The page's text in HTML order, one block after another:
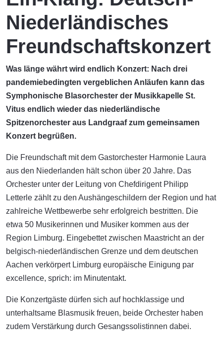
Niederländisches
Freundschaftskonzert
Was länge währt wird endlich Konzert: Nach drei
pandemiebedingten vergeblichen Anläufen kann das
Symphonische Blasorchester der Musikkapelle St.
Vitus endlich wieder das niederländische
Spitzenorchester aus Landgraaf zum gemeinsamen
Konzert begrüßen.
Die Freundschaft mit dem Gastorchester Harmonie Laura
aus den Niederlanden hält schon über 20 Jahre. Das
Orchester unter der Leitung von Chefdirigent Philipp
Letterle zählt zu den Aushängeschildern der Region und hat
zahlreiche Wettbewerbe sehr erfolgreich bestritten. Die
etwa 50 Musikerinnen und Musiker kommen aus der
Region Limburg. Eingebettet zwischen Maastricht an der
belgisch-niederländischen Grenze und dem deutschen
Aachen verkörpert Limburg europäische Einigung par
excellence, sprich: im Minutentakt.
Die Konzertgäste dürfen sich auf hochklassige und
unterhaltsame Blasmusik freuen, beide Orchester haben
zudem Verstärkung durch Gesangssolistinnen dabei.